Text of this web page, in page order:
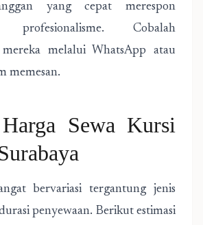
yang cepat merespon
profesionalisme. Cobalah
melalui WhatsApp atau
memesan.
Sewa Kursi
bervariasi tergantung jenis
penyewaan. Berikut estimasi